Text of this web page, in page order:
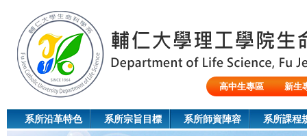
高中生專區
新生
系所沿革特色 系所宗旨目標 系所師資陣容 系所課程